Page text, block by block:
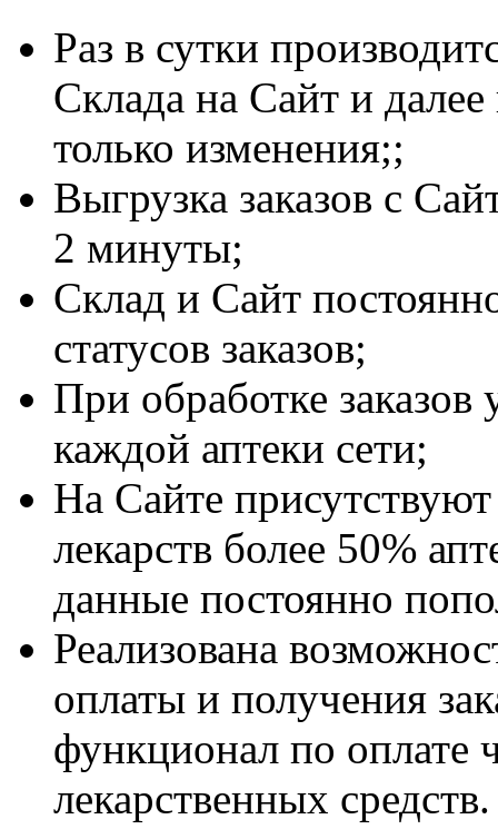
Раз в сутки
Склада на Сайт и
только изменения;;
Выгрузка заказов с
2 минуты;
Склад и Сайт
статусов заказов;
При обработке заказов
каждой аптеки сети;
На Сайте
лекарств более 50%
данные постоянно
Реализована
оплаты и получения
функционал по оплате
лекарственных средств.